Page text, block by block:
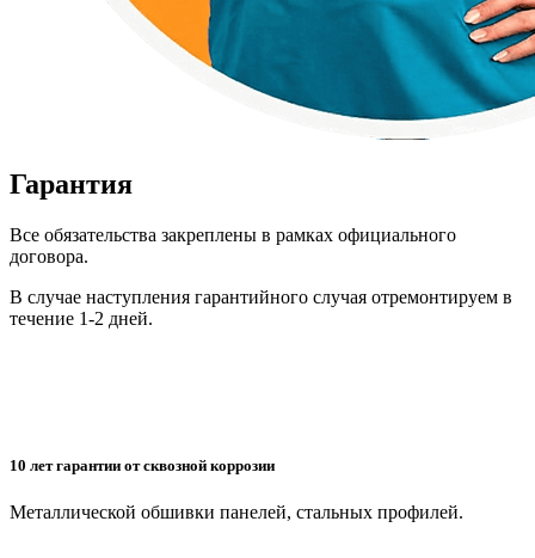
Гарантия
Все обязательства закреплены в рамках официального
договора.
В случае наступления гарантийного случая отремонтируем в
течение 1-2 дней.
10 лет гарантии от сквозной коррозии
Металлической обшивки панелей, стальных профилей.